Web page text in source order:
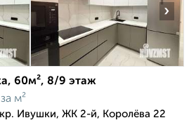
›
60м², 8/9 этаж
за м²
Ивушки, ЖК 2-й, Королёва 22